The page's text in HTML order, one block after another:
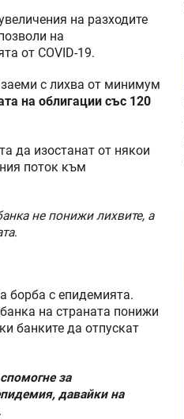
на разходите
на
от COVID-19.
с лихва от минимум
на облигации със 120
да изостанат от някои
поток към
не понижи лихвите, а
.
борба с епидемията.
на страната понижи
банките да отпускат
за
давайки на